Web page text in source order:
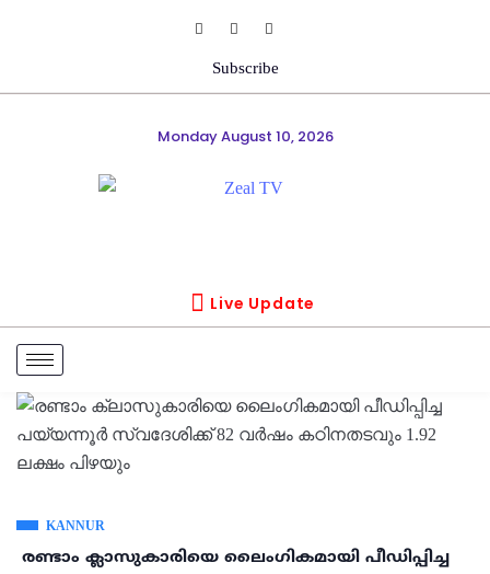
Subscribe
Monday August 10, 2026
Live Update
KANNUR
രണ്ടാം ക്ലാസുകാരിയെ ലൈംഗികമായി പീഡിപ്പിച്ച